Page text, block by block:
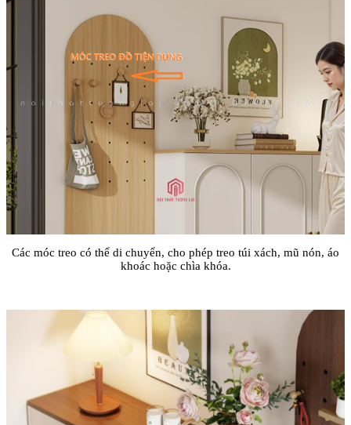
Các móc treo có thể di chuyển, cho phép treo túi xách, mũ nón, áo
khoác hoặc chìa khóa.